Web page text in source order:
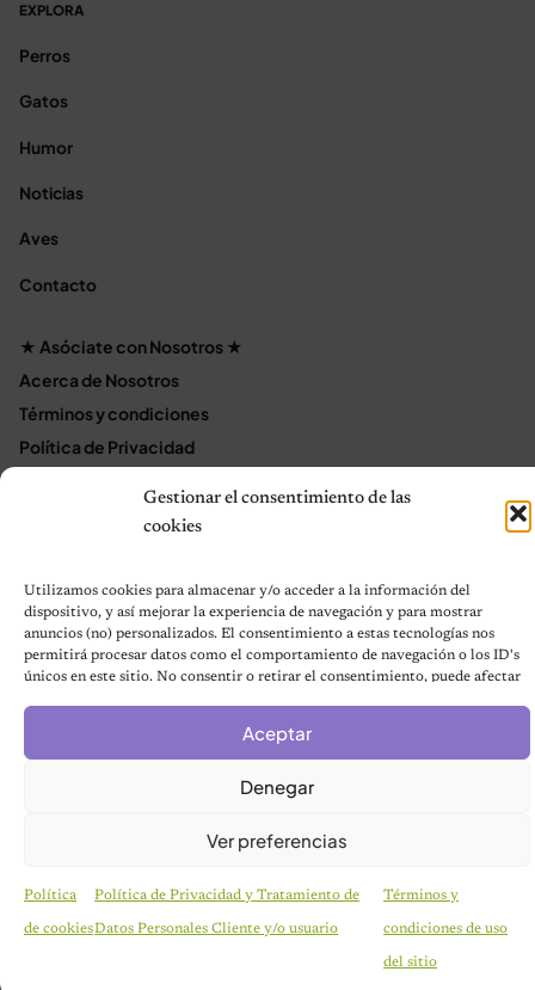
Gestionar el consentimiento de las
cookies
Utilizamos cookies para almacenar y/o acceder a la información del
dispositivo, y así mejorar la experiencia de navegación y para mostrar
anuncios (no) personalizados. El consentimiento a estas tecnologías nos
permitirá procesar datos como el comportamiento de navegación o los ID's
únicos en este sitio. No consentir o retirar el consentimiento, puede afectar
Aceptar
Denegar
Ver preferencias
Política
de cookies
Política de Privacidad y Tratamiento de
Datos Personales Cliente y/o usuario
Términos y
condiciones de uso
del sitio
EXPLORA
Perros
Gatos
Humor
Noticias
Aves
Contacto
★ Asóciate con Nosotros ★
Acerca de Nosotros
Términos y condiciones
Política de Privacidad
Terms and Conditions
© 2026 Notas de Mascotas